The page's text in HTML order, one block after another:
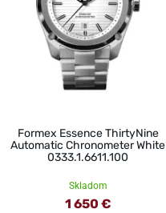
Formex Essence ThirtyNine
Automatic Chronometer White
0333.1.6611.100
Skladom
1 650 €